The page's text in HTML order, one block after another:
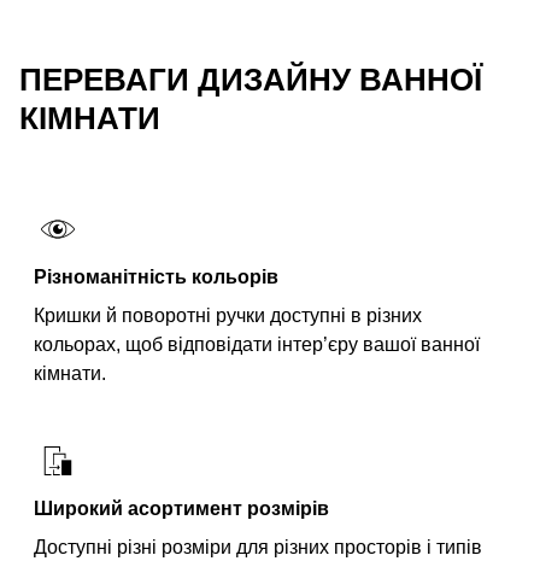
ПЕРЕВАГИ ДИЗАЙНУ ВАННОЇ
КІМНАТИ
Різноманітність кольорів
Кришки й поворотні ручки доступні в різних
кольорах, щоб відповідати інтер’єру вашої ванної
кімнати.
Широкий асортимент розмірів
Доступні різні розміри для різних просторів і типів